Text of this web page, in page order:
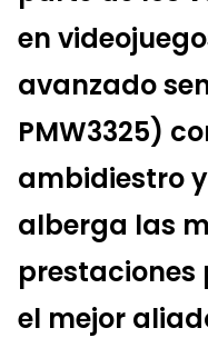
en
avanzado
PMW3325)
ambidiestro
alberga las
prestaciones
el mejor